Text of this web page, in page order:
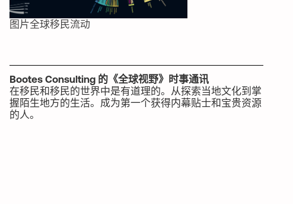
图片全球移民流动
Bootes Consulting 的《全球视野》时事通讯
在移民和移民的世界中是有道理的。从探索当地文化到掌
握陌生地方的生活。成为第一个获得内幕贴士和宝贵资源
的人。